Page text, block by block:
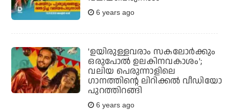
6 years ago
'ഉയിരുള്ളവരാം സകലോര്‍ക്കും
ഒരുപോല്‍ ഉലകിനവകാശം';
വലിയ പെരുന്നാളിലെ
ഗാനത്തിന്റെ ലിറിക്കല്‍ വീഡിയോ
പുറത്തിറങ്ങി
6 years ago